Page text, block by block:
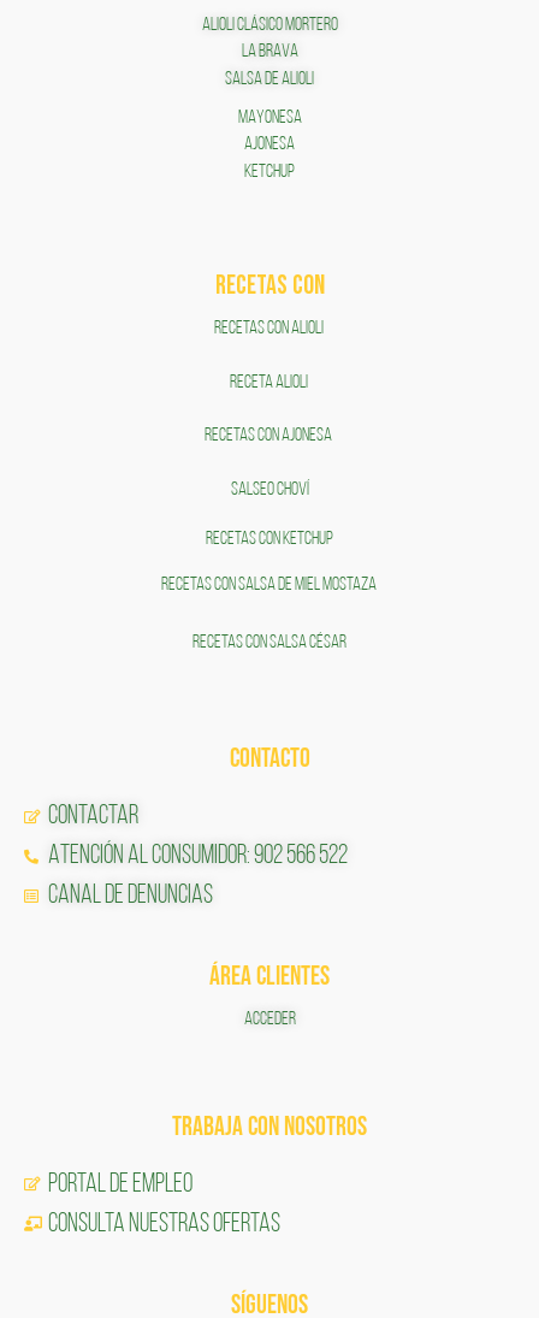
ALIOLI CLÁSICO MORTERO
LA BRAVA
SALSA DE ALIOLI
MAYONESA
AJONESA
KETCHUP
RECETAS COn
RECETAS CON ALIOLI
RECETA ALIOLI
RECETAS CON AJONESA
SALSEO CHOVÍ
RECETAS CON KETCHUP
RECETAS CON SALSA DE MIEL MOSTAZA
RECETAS CON SALSA CÉSAR
CONTACTO
Contactar
Atención al Consumidor: 902 566 522
Canal de Denuncias
ÁREA CLIENTES
ACCEDER
TRABAJA CON NOSOTROS
Portal de Empleo
CONSULTA NUESTRAS OFERTAS
SÍGUENOS